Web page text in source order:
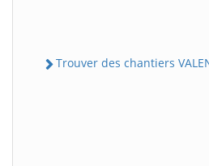
Trouver des chantiers